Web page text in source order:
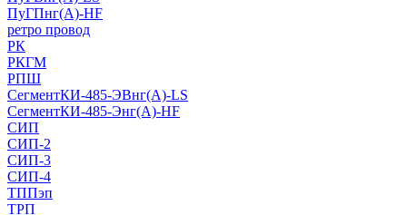
ПуГПнг(А)-HF
ретро провод
РК
РКГМ
РПШ
СегментКИ-485-ЭВнг(А)-LS
СегментКИ-485-Энг(А)-HF
СИП
СИП-2
СИП-3
СИП-4
ТППэп
ТРП